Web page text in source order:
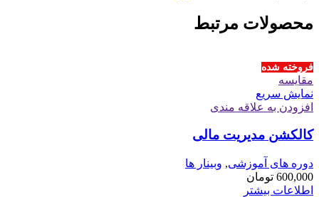
محصولات مرتبط
فروخته شده
مقايسه
نمایش سریع
افزودن به علاقه مندی
کالکشن مدیریت مالی
دوره های آموزشی, وبینار ها
600,000 تومان
اطلاعات بیشتر